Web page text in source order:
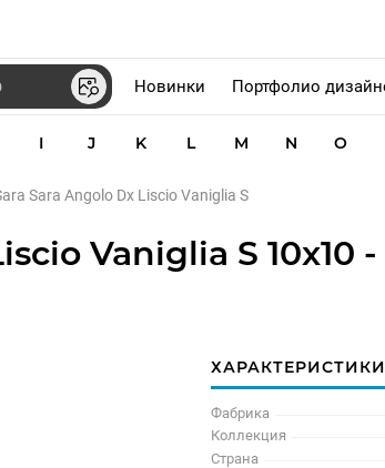
Новинки Портфолио
I J K L M N O
Sara Angolo Dx Liscio Vaniglia S
Vaniglia S 10x10
ХАРАКТЕРИСТИКИ
Фабрика
Коллекция
Страна